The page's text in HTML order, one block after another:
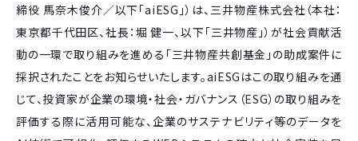
締役 馬奈木俊介／以下「aiESG」）は、三井物産株式会社（本社：
東京都千代田区、社長：堀 健一、以下「三井物産」）が社会貢献活
動の一環で取り組みを進める「三井物産共創基金」の助成案件に
採択されたことをお知らせいたします。aiESGはこの取り組みを通
じて、投資家が企業の環境・社会・ガバナンス（ESG）の取り組みを
評価する際に活用可能な、企業のサステナビリティ等のデータを